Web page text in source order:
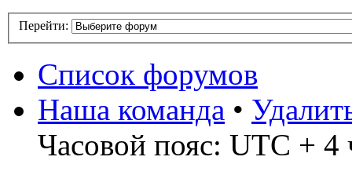
Перейти:
Список форумов
Наша команда •
Часовой пояс: UTC + 4